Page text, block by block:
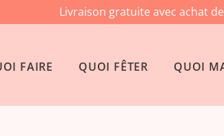
Livraison gratuite avec achat
FAIRE QUOI FÊTER QUOI